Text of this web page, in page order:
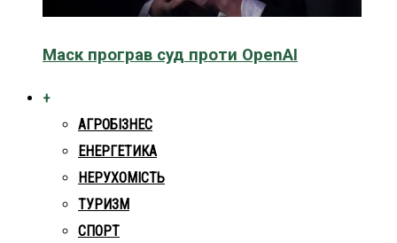
Маск програв суд проти OpenAI
+
АГРОБІЗНЕС
ЕНЕРГЕТИКА
НЕРУХОМІСТЬ
ТУРИЗМ
СПОРТ